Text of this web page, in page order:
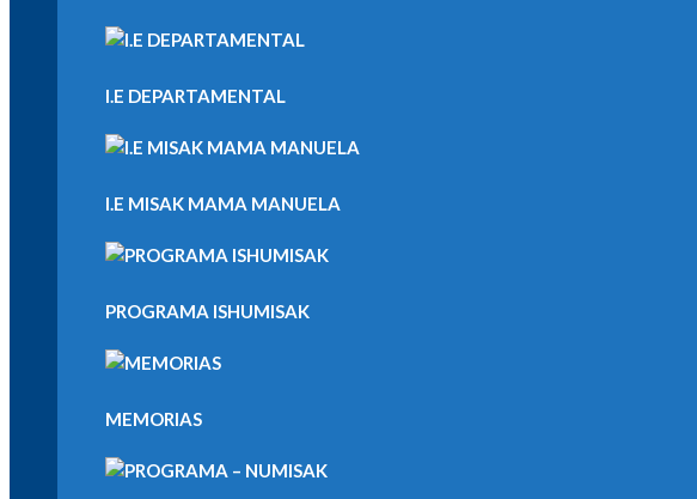
I.E DEPARTAMENTAL
I.E MISAK MAMA MANUELA
PROGRAMA ISHUMISAK
MEMORIAS